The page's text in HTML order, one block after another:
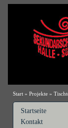
Start» Projekte»
Startseite
Kontakt